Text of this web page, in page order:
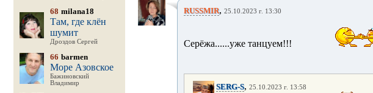
68 milana18
Там, где клён
шумит
Дроздов Сергей
66 barmen
Море Азовское
Бажиновский
Владимир
RUSSMIR, 25.10.2023 г. 13:30
Серёжа......уже танцуем!!!
SERG-S, 25.10.2023 г. 13:58